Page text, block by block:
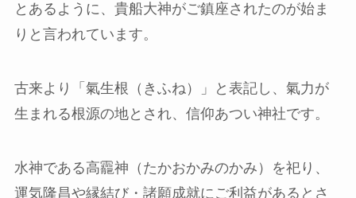
とあるように、貴船大神がご鎮座されたのが始ま
りと言われています。
古来より「氣生根（きふね）」と表記し、氣力が
生まれる根源の地とされ、信仰あつい神社です。
水神である高龗神（たかおかみのかみ）を祀り、
運気隆昌や縁結び・諸願成就にご利益があるとさ